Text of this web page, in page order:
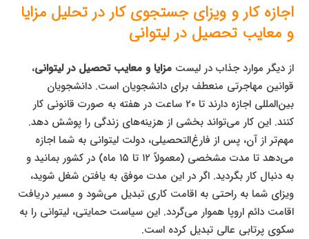
اجازه کار و ویزای جستجوی کار در تحلیل مزایا
و معایب تحصیل در لیتوانی
از دیگر موارد جذاب در لیستمزایا و معایب تحصیل در لیتوانی،
قوانین مهاجرتی منعطف برای دانشجویان است. دانشجویان
بین‌المللی اجازه دارند تا ۲۰ ساعت در هفته به صورت قانونی کار
کنند. این کار می‌تواند بخشی از هزینه‌های زندگی را پوشش دهد.
مهم‌تر از آن، پس از فارغ‌التحصیلی، دولت لیتوانی به شما اجازه
می‌دهد تا مدت مشخصی (معمولاً ۱۲ تا ۱۵ ماه) در کشور بمانید و
به دنبال کار بگردید. اگر در این مدت موفق به یافتن شغل شوید،
ویزای شما به راحتی به اقامت کاری تبدیل می‌شود و مسیر دریافت
اقامت دائم اروپا هموار می‌گردد. این سیاست حمایتی، لیتوانی را به
سکوی پرتابی عالی تبدیل کرده است.